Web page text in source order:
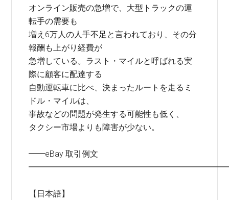
オンライン販売の急増で、大型トラックの運
転手の需要も
増え6万人の人手不足と言われており、その分
報酬も上がり経費が
急増している。ラスト・マイルと呼ばれる実
際に顧客に配達する
自動運転車に比べ、決まったルートを走るミ
ドル・マイルは、
事故などの問題が発生する可能性も低く、
タクシー市場よりも障害が少ない。
━━eBay 取引例文
【日本語】